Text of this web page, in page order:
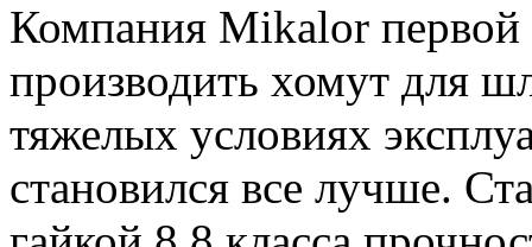
Компания Mikalor первой
производить хомут для
тяжелых условиях
становился все лучше.